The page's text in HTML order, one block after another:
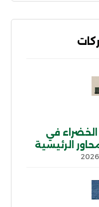
الخضراء في
الرئيسية